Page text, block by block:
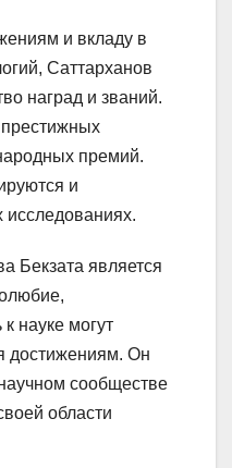
и вкладу в
Саттарханов
наград и званий.
премий.
и
исследованиях.
Бекзата является
науке могут
достижениям. Он
сообществе
области